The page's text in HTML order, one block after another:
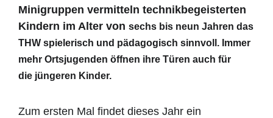
Minigruppen vermitteln technikbegeisterten
Kindern im Alter von sechs bis neun Jahren das
THW spielerisch und pädagogisch sinnvoll. Immer
mehr Ortsjugenden öffnen ihre Türen auch für
die jüngeren Kinder.
Zum ersten Mal findet dieses Jahr ein